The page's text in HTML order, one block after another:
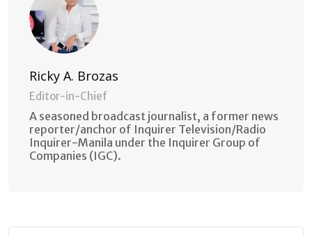
Ricky A. Brozas
Editor-in-Chief
A seasoned broadcast journalist, a former news
reporter/anchor of Inquirer Television/Radio
Inquirer-Manila under the Inquirer Group of
Companies (IGC).